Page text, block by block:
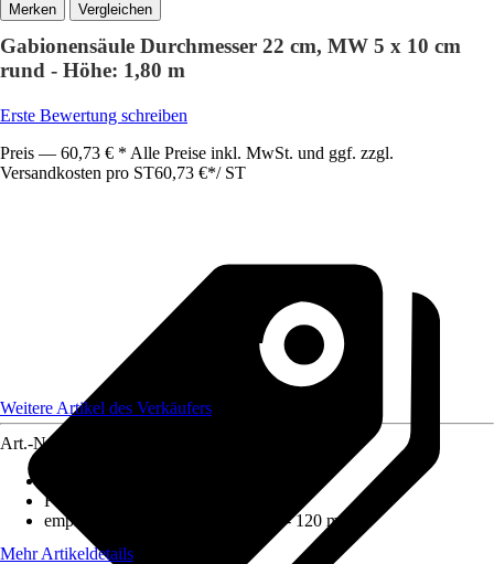
Vergleichen
Gabionensäule Durchmesser 22 cm, MW 5 x 10 cm
rund - Höhe: 1,80 m
Erste Bewertung schreiben
Preis — 60,73 € * Alle Preise inkl. MwSt. und ggf. zzgl.
Versandkosten pro ST60,73 €*/ ST
Weitere Artikel des Verkäufers
Art.-Nr.
Form
empfohlene Steinkörnung
80 mm - 120 mm
Mehr Artikeldetails